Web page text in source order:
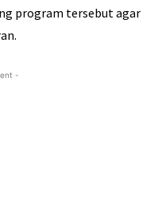
program tersebut agar
-